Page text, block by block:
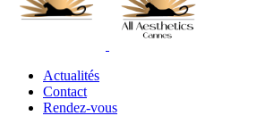
Actualités
Contact
Rendez-vous